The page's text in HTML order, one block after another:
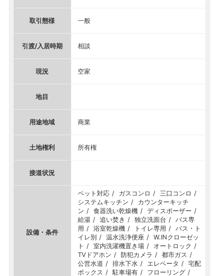
取引態様 一般
引渡/入居時期 相談
現況 空家
地目
用途地域 商業
土地権利 所有権
接道状況
設備・条件
ペット対応 ガスコンロ
三口コンロ
システムキッチン
カウンターキッチ
ン
食器洗い乾燥機
ディスポーザー
給湯
追い焚き 独立洗面台
バス専
用
浴室乾燥機 トイレ専用
バス・ト
イレ別
温水洗浄便座
W.INクローゼッ
ト
室内洗濯機置き場
オートロック
TVドアホン
防犯カメラ
都市ガス
公営水道
排水下水 エレベータ
宅配
ボックス
駐車場有 フローリング